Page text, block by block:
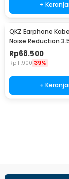
+
QKZ Earphone
Noise Reduction
with Mic - AK6-PRO
Rp68.500
Rp111.900 39%
+